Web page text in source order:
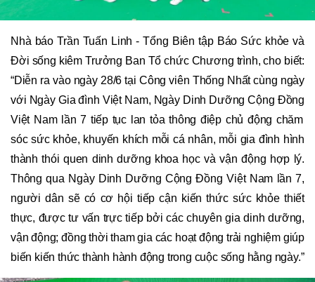
Nhà báo Trần Tuấn Linh - Tổng Biên tập Báo Sức khỏe và
Đời sống kiêm Trưởng Ban Tổ chức Chương trình, cho biết:
“Diễn ra vào ngày 28/6 tại Công viên Thống Nhất cùng ngày
với Ngày Gia đình Việt Nam, Ngày Dinh Dưỡng Cộng Đồng
Việt Nam lần 7 tiếp tục lan tỏa thông điệp chủ động chăm
sóc sức khỏe, khuyến khích mỗi cá nhân, mỗi gia đình hình
thành thói quen dinh dưỡng khoa học và vận động hợp lý.
Thông qua Ngày Dinh Dưỡng Cộng Đồng Việt Nam lần 7,
người dân sẽ có cơ hội tiếp cận kiến thức sức khỏe thiết
thực, được tư vấn trực tiếp bởi các chuyên gia dinh dưỡng,
vận động; đồng thời tham gia các hoạt động trải nghiệm giúp
biến kiến thức thành hành động trong cuộc sống hằng ngày.”